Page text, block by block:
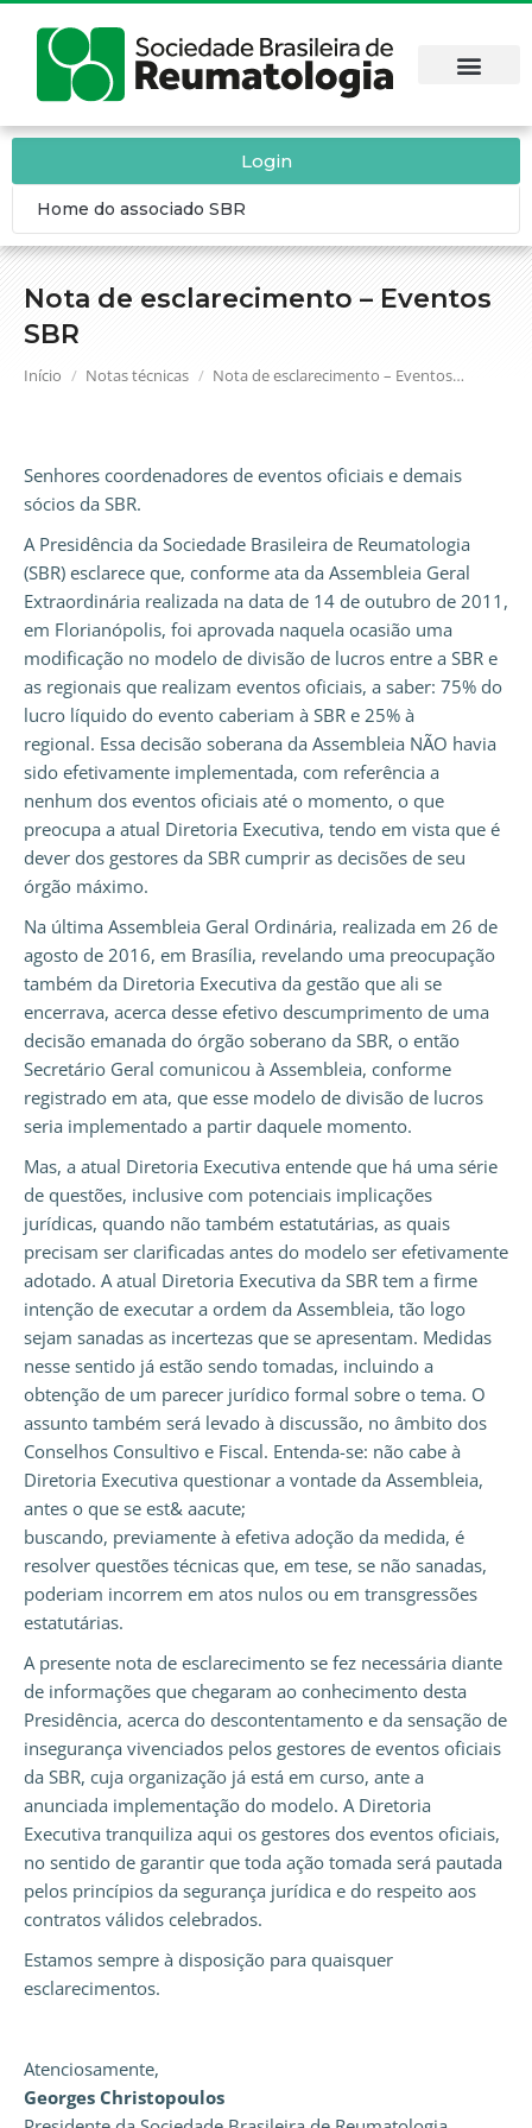
Nota de esclarecimento – Eventos
SBR
Você está aqui:
Início Notas técnicas Nota de esclarecimento – Eventos…
Login
Home do associado SBR
Senhores coordenadores de eventos oficiais e demais
sócios da SBR.
A Presidência da Sociedade Brasileira de Reumatologia
(SBR) esclarece que, conforme ata da Assembleia Geral
Extraordinária realizada na data de 14 de outubro de 2011,
em Florianópolis, foi aprovada naquela ocasião uma
modificação no modelo de divisão de lucros entre a SBR e
as regionais que realizam eventos oficiais, a saber: 75% do
lucro líquido do evento caberiam à SBR e 25% à
regional. Essa decisão soberana da Assembleia NÃO havia
sido efetivamente implementada, com referência a
nenhum dos eventos oficiais até o momento, o que
preocupa a atual Diretoria Executiva, tendo em vista que é
dever dos gestores da SBR cumprir as decisões de seu
órgão máximo.
Na última Assembleia Geral Ordinária, realizada em 26 de
agosto de 2016, em Brasília, revelando uma preocupação
também da Diretoria Executiva da gestão que ali se
encerrava, acerca desse efetivo descumprimento de uma
decisão emanada do órgão soberano da SBR, o então
Secretário Geral comunicou à Assembleia, conforme
registrado em ata, que esse modelo de divisão de lucros
seria implementado a partir daquele momento.
Mas, a atual Diretoria Executiva entende que há uma série
de questões, inclusive com potenciais implicações
jurídicas, quando não também estatutárias, as quais
precisam ser clarificadas antes do modelo ser efetivamente
adotado. A atual Diretoria Executiva da SBR tem a firme
intenção de executar a ordem da Assembleia, tão logo
sejam sanadas as incertezas que se apresentam. Medidas
nesse sentido já estão sendo tomadas, incluindo a
obtenção de um parecer jurídico formal sobre o tema. O
assunto também será levado à discussão, no âmbito dos
Conselhos Consultivo e Fiscal. Entenda-se: não cabe à
Diretoria Executiva questionar a vontade da Assembleia,
antes o que se est& aacute;
buscando, previamente à efetiva adoção da medida, é
resolver questões técnicas que, em tese, se não sanadas,
poderiam incorrem em atos nulos ou em transgressões
estatutárias.
A presente nota de esclarecimento se fez necessária diante
de informações que chegaram ao conhecimento desta
Presidência, acerca do descontentamento e da sensação de
insegurança vivenciados pelos gestores de eventos oficiais
da SBR, cuja organização já está em curso, ante a
anunciada implementação do modelo. A Diretoria
Executiva tranquiliza aqui os gestores dos eventos oficiais,
no sentido de garantir que toda ação tomada será pautada
pelos princípios da segurança jurídica e do respeito aos
contratos válidos celebrados.
Estamos sempre à disposição para quaisquer
esclarecimentos.
Atenciosamente,
Georges Christopoulos